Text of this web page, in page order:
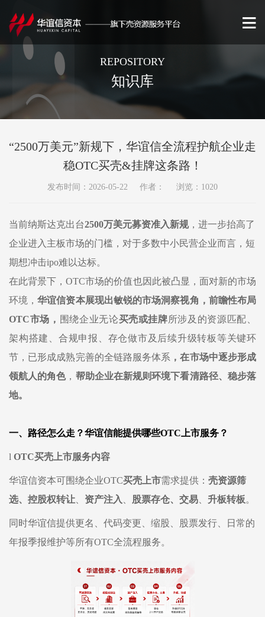
REPOSITORY
知识库
“2500万美元”新规下，华谊信全流程护航企业走
稳OTC买壳&挂牌这条路！
发布时间：2026-05-22 作者： 浏览：1020
当前纳斯达克出台2500万美元募资准入新规，进一步抬高了
企业进入主板市场的门槛，对于多数中小民营企业而言，短
期想冲击ipo难以达标。
在此背景下，OTC市场的价值也因此被凸显，面对新的市场
环境，华谊信资本展现出敏锐的市场洞察视角，前瞻性布局
OTC市场， 围绕企业无论买壳或挂牌所涉及的资源匹配、
架构搭建、合规申报、存仓做市及后续升级转板等关键环
节，已形成成熟完善的全链路服务体系 ，在市场中逐步形成
领航人的角色， 帮助企业在新规则环境下看清路径、稳步落
地。
一、路径怎么走？华谊信能提供哪些OTC上市服务？
l OTC买壳上市服务内容
华谊信资本可围绕企业OTC买壳上市需求提供： 壳资源筛
选、控股权转让
资产注入 股票存仓、交易 升板转板。
同时华谊信提供更名、代码变更、缩股、股票发行、日常的
年报季报维护等所有OTC全流程服务。